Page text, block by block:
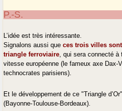
P.-S.
L’idée est très intéressante.
Signalons aussi queces trois villes
triangle ferroviaire , qui sera connecté
vitesse européenne (le fameux axe Dax-
technocrates parisiens).
Et le développement de ce "Triangle
(Bayonne-Toulouse-Bordeaux).